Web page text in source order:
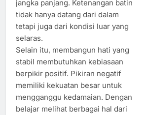
jangka panjang. Ketenangan batin
tidak hanya datang dari dalam
tetapi juga dari kondisi luar yang
selaras.
Selain itu, membangun hati yang
stabil membutuhkan kebiasaan
berpikir positif. Pikiran negatif
memiliki kekuatan besar untuk
mengganggu kedamaian. Dengan
belajar melihat berbagai hal dari